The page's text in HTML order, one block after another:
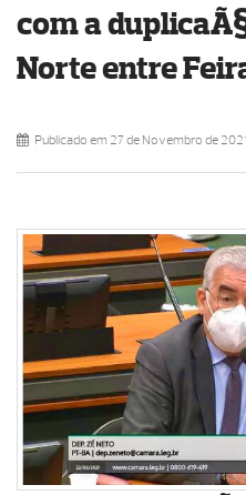
com a
Norte entre
Publicado em 27 de Novembro de